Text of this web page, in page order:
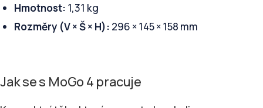
Hmotnost: 1,31 kg
Rozměry (V × Š × H): 296 × 145 × 158 mm
Jak se s MoGo 4 pracuje